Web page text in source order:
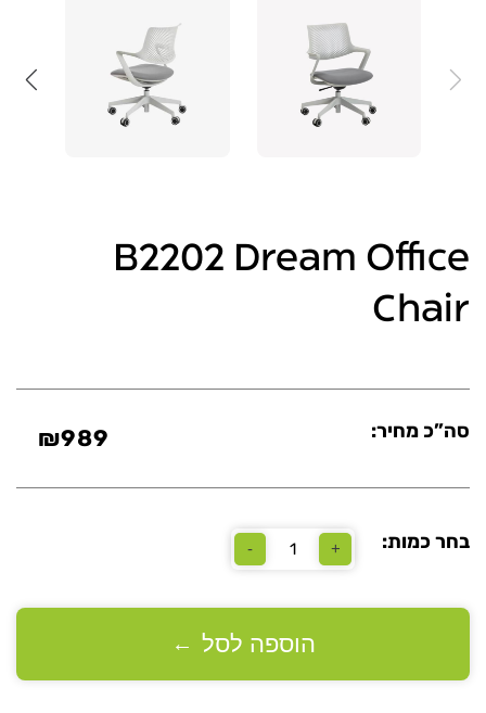
B2202 Dream Office
Chair
סה”כ מחיר: ₪989
בחר כמות: +
כמות
Office
Chair
-
הוספה לסל ←